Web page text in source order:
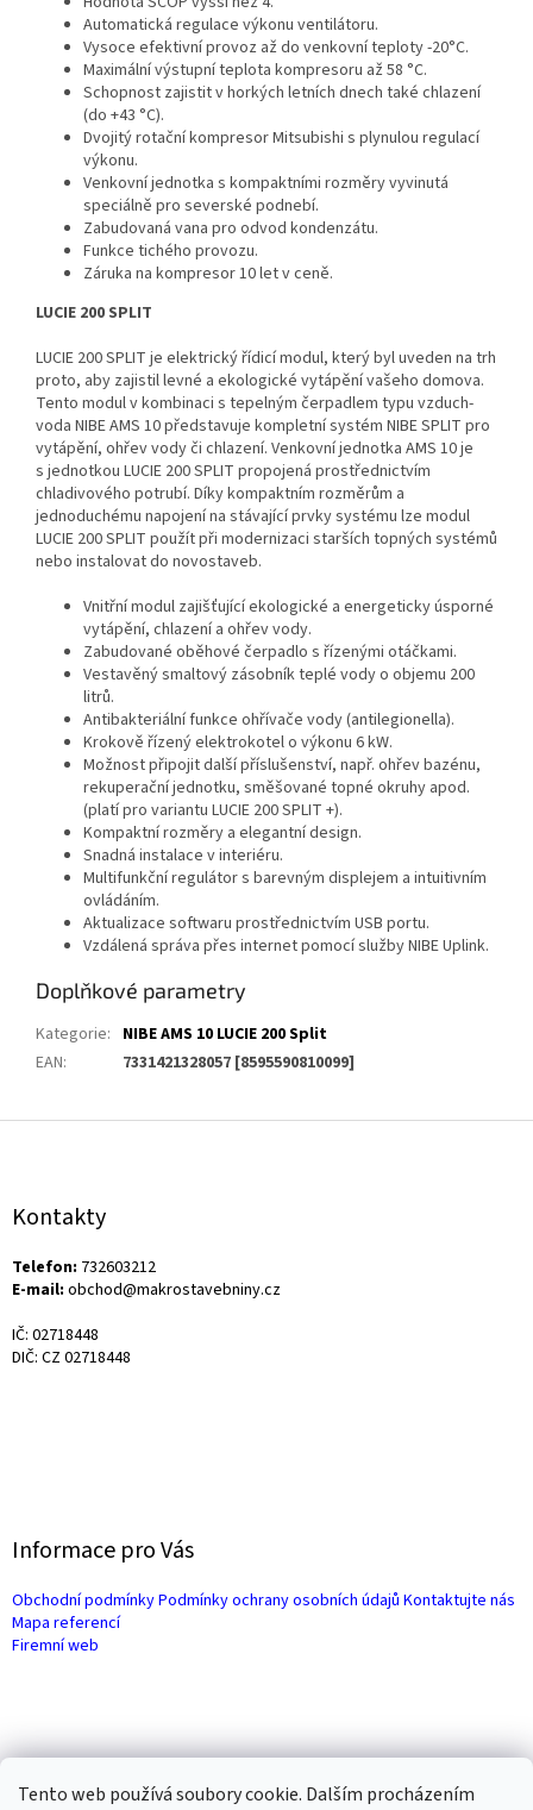
Tento web používá soubory cookie. Dalším procházením
Automatická regulace výkonu ventilátoru.
Vysoce efektivní provoz až do venkovní teploty -20°C.
Maximální výstupní teplota kompresoru až 58 °C.
Schopnost zajistit v horkých letních dnech také chlazení
(do +43 °C).
Dvojitý rotační kompresor Mitsubishi s plynulou regulací
výkonu.
Venkovní jednotka s kompaktními rozměry vyvinutá
speciálně pro severské podnebí.
Zabudovaná vana pro odvod kondenzátu.
Funkce tichého provozu.
Záruka na kompresor 10 let v ceně.
LUCIE 200 SPLIT
LUCIE 200 SPLIT je elektrický řídicí modul, který byl uveden na trh
proto, aby zajistil levné a ekologické vytápění vašeho domova.
Tento modul v kombinaci s tepelným čerpadlem typu vzduch-
voda NIBE AMS 10 představuje kompletní systém NIBE SPLIT pro
vytápění, ohřev vody či chlazení. Venkovní jednotka AMS 10 je
s jednotkou LUCIE 200 SPLIT propojená prostřednictvím
chladivového potrubí. Díky kompaktním rozměrům a
jednoduchému napojení na stávající prvky systému lze modul
LUCIE 200 SPLIT použít při modernizaci starších topných systémů
nebo instalovat do novostaveb.
Vnitřní modul zajišťující ekologické a energeticky úsporné
vytápění, chlazení a ohřev vody.
Zabudované oběhové čerpadlo s řízenými otáčkami.
Vestavěný smaltový zásobník teplé vody o objemu 200
litrů.
Antibakteriální funkce ohřívače vody (antilegionella).
Krokově řízený elektrokotel o výkonu 6 kW.
Možnost připojit další příslušenství, např. ohřev bazénu,
rekuperační jednotku, směšované topné okruhy apod.
(platí pro variantu LUCIE 200 SPLIT +).
Kompaktní rozměry a elegantní design.
Snadná instalace v interiéru.
Multifunkční regulátor s barevným displejem a intuitivním
ovládáním.
Aktualizace softwaru prostřednictvím USB portu.
Vzdálená správa přes internet pomocí služby NIBE Uplink.
Doplňkové parametry
Kategorie: NIBE AMS 10 LUCIE 200 Split
EAN: 7331421328057 [8595590810099]
Kontakty
Telefon: 732603212
E-mail: obchod@makrostavebniny.cz
IČ: 02718448
DIČ: CZ 02718448
Informace pro Vás
Obchodní podmínkyPodmínky ochrany osobních údajů Kontaktujte nás
Mapa referencí
Firemní web